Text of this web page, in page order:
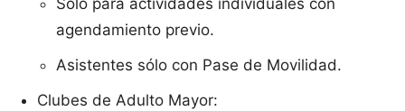
Solo para actividades individuales con
agendamiento previo.
Asistentes sólo con Pase de Movilidad.
Clubes de Adulto Mayor: